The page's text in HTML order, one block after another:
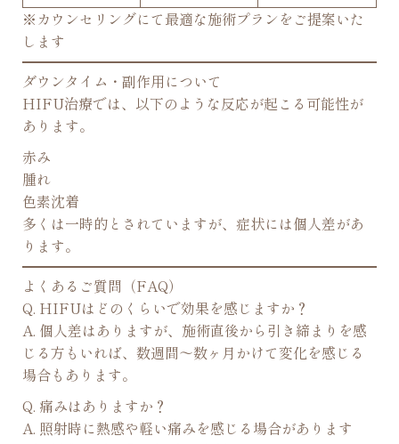
※カウンセリングにて最適な施術プランをご提案いた
します
ダウンタイム・副作用について
HIFU治療では、以下のような反応が起こる可能性が
あります。
赤み
腫れ
色素沈着
多くは一時的とされていますが、症状には個人差があ
ります。
よくあるご質問（FAQ）
Q. HIFUはどのくらいで効果を感じますか？
A. 個人差はありますが、施術直後から引き締まりを感
じる方もいれば、数週間〜数ヶ月かけて変化を感じる
場合もあります。
Q. 痛みはありますか？
A. 照射時に熱感や軽い痛みを感じる場合があります